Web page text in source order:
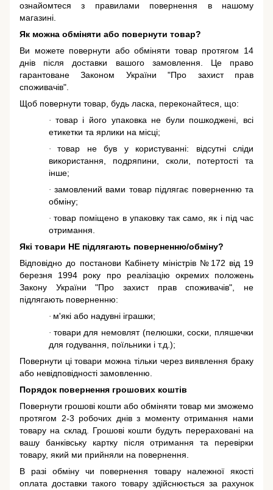
ознайомтеся з правилами повернення в нашому
магазині.
Як можна обміняти або повернути товар?
Ви можете повернути або обміняти товар протягом 14
днів після доставки вашого замовлення. Це право
гарантованеЗаконом України "Про захист прав
споживачів".
Щоб повернути товар, будь ласка, переконайтеся, що:
· товар і його упаковка не були пошкоджені, всі
етикетки та ярлики на місці;
·товар не був у користуванні: відсутні сліди
використання, подряпини, сколи, потертості та
інше;
· замовлений вами товар підлягає поверненню та
обміну;
·товар поміщено в упаковку так само, як і під час
отримання.
Які товари НЕ підлягають поверненню/обміну?
Відповідно до постанови Кабінету міністрів №172 від 19
березня 1994 року про реалізацію окремих положень
Закону України "Про захист прав споживачів", не
підлягають поверненню:
· м'які або надувні іграшки;
· товари для немовлят (пелюшки, соски, пляшечки
для годування, поїльники і т.д.);
Повернути ці товари можна тільки через виявлення браку
або невідповідності замовленню.
Порядок повернення грошових коштів
Повернути грошові кошти або обміняти товар ми зможемо
протягом 2-3 робочих днів з моменту отримання нами
товару на склад. Грошові кошти будуть перераховані на
вашу банківську картку після отримання та перевірки
товару, який ми прийняли на повернення.
В разі обміну чи повернення товару належної якості
оплата доставки такого товару здійснюється за рахунок